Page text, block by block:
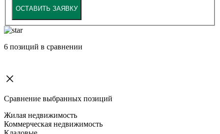
ОСТАВИТЬ ЗАЯВКУ
6 позиций в сравнении
Сравнение выбранных позиций
Жилая недвижимость
Коммерческая недвижимость